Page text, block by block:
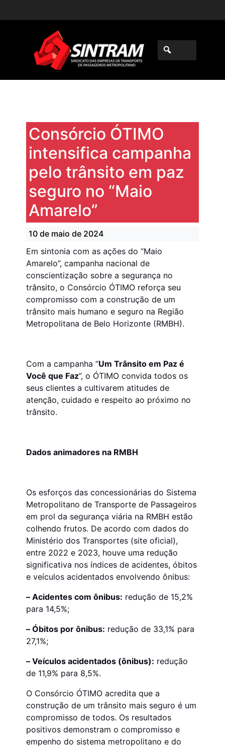
Consórcio ÓTIMO
intensifica campanha
pelo trânsito em paz
seguro no “Maio
Amarelo”
10 de maio de 2024
Em sintonia com as ações do “Maio
Amarelo”, campanha nacional de
conscientização sobre a segurança no
trânsito, o Consórcio ÓTIMO reforça seu
compromisso com a construção de um
trânsito mais humano e seguro na Região
Metropolitana de Belo Horizonte (RMBH).
Com a campanha “Um Trânsito em Paz é
Você que Faz”, o ÓTIMO convida todos os
seus clientes a cultivarem atitudes de
atenção, cuidado e respeito ao próximo no
trânsito.
Dados animadores na RMBH
Os esforços das concessionárias do Sistema
Metropolitano de Transporte de Passageiros
em prol da segurança viária na RMBH estão
colhendo frutos. De acordo com dados do
Ministério dos Transportes (site oficial),
entre 2022 e 2023, houve uma redução
significativa nos índices de acidentes, óbitos
e veículos acidentados envolvendo ônibus:
– Acidentes com ônibus: redução de 15,2%
para 14,5%;
– Óbitos por ônibus: redução de 33,1% para
27,1%;
– Veículos acidentados (ônibus): redução
de 11,9% para 8,5%.
O Consórcio ÓTIMO acredita que a
construção de um trânsito mais seguro é um
compromisso de todos. Os resultados
positivos demonstram o compromisso e
empenho do sistema metropolitano e do